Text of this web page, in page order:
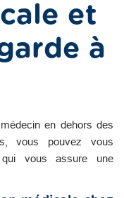
et
à
en dehors des
vous pouvez vous
vous assure une